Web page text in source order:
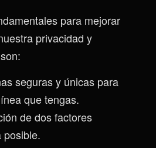
para mejorar
privacidad y
seguras y únicas para
que tengas.
de dos factores
posible.